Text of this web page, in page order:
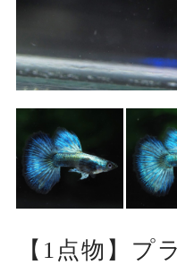
【1点物】プ